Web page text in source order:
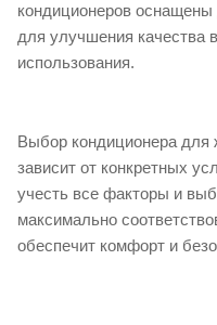
кондиционеров
для улучшения качества
использования.
Выбор кондиционера для
зависит от конкретных
учесть все факторы и
максимально
обеспечит комфорт и